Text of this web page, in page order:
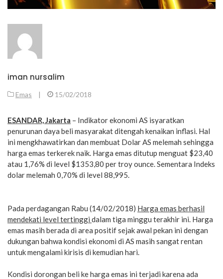
iman nursalim
Emas | 15/02/2018
ESANDAR, Jakarta – Indikator ekonomi AS isyaratkan
penurunan daya beli masyarakat ditengah kenaikan inflasi. Hal
ini mengkhawatirkan dan membuat Dolar AS melemah sehingga
harga emas terkerek naik. Harga emas ditutup menguat $23,40
atau 1,76% di level $1353,80 per troy ounce. Sementara Indeks
dolar melemah 0,70% di level 88,995.
Pada perdagangan Rabu (14/02/2018) Harga emas berhasil
mendekati level tertinggi dalam tiga minggu terakhir ini. Harga
emas masih berada di area positif sejak awal pekan ini dengan
dukungan bahwa kondisi ekonomi di AS masih sangat rentan
untuk mengalami kirisis di kemudian hari.
Kondisi dorongan beli ke harga emas ini terjadi karena ada